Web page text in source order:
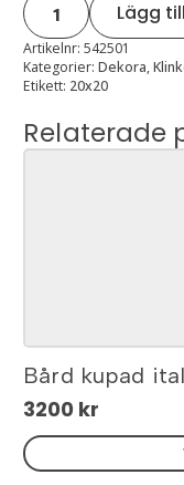
grey
matt
20x20
mängd
Lägg
Artikelnr:542501
Kategorier:Dekora,
Etikett: 20x20
Relaterade
Bård kupad
3200 kr
Den
här